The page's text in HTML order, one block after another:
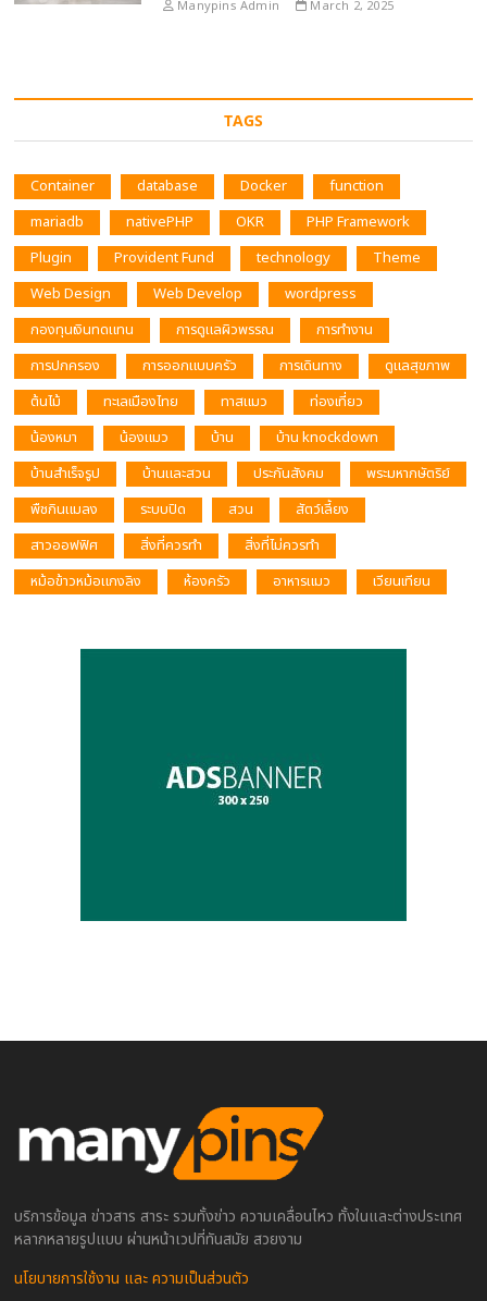
Manypins Admin March 2, 2025
TAGS
Container database Docker
function
mariadb
nativePHP OKR
PHP Framework
Plugin
Provident Fund technology
Theme
Web Design
Web Develop
wordpress
กองทุนเงินทดแทน
การดูแลผิวพรรณ
การทำงาน
การปกครอง
การออกแบบครัว การเดินทาง
ดูแลสุขภาพ
ต้นไม้
ทะเลเมืองไทย ทาสแมว
ท่องเที่ยว
น้องหมา
น้องแมว บ้าน
บ้าน knockdown
บ้านสำเร็จรูป
บ้านและสวน ประกันสังคม
พระมหากษัตริย์
พืชกินแมลง
ระบบปิด สวน
สัตว์เลี้ยง
สาวออฟฟิศ
สิ่งที่ควรทำ
สิ่งที่ไม่ควรทำ
หม้อข้าวหม้อแกงลิง
ห้องครัว อาหารแมว เวียนเทียน
บริการข้อมูล ข่าวสาร สาระ รวมทั้งข่าว ความเคลื่อนไหว ทั้งในและต่างประเทศ
หลากหลายรูปแบบ ผ่านหน้าเวปที่ทันสมัย สวยงาม
นโยบายการใช้งาน และ ความเป็นส่วนตัว